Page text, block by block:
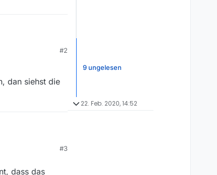
Gibt es noch
#2
dan siehst die
dan siehst die
#3
dass das
9 ungelesen
22. Feb. 2020, 14:52